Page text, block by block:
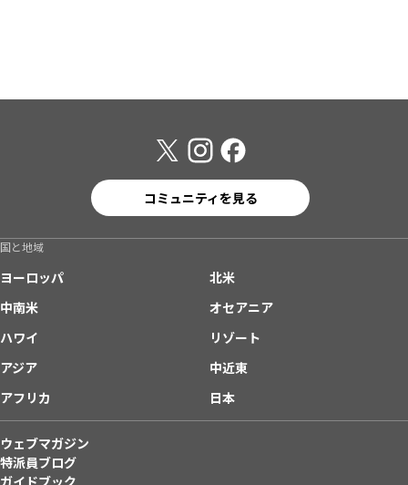
コミュニティを見る
国と地域
ヨーロッパ
北米
中南米
オセアニア
ハワイ
リゾート
アジア
中近東
アフリカ
日本
ウェブマガジン
特派員ブログ
ガイドブック